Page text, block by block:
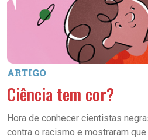
ARTIGO
Ciência tem cor?
Hora de conhecer cientistas
contra o racismo e mostraram